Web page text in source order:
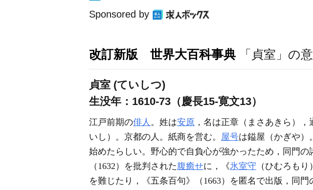
Sponsored by
改訂新版 世界大百科事典 「貞室」の
貞室 (ていしつ)
生没年：1610-73（慶長15-寛文13）
江戸前期の俳人 。姓は安原 ，名は正章（まさあきら）
いし）。京都の人。紙商を営む。 屋号は鎰屋（かぎや）
始めたらしい。野心的で自負心が強かったため，同門
（1632）を批判された腹癒せに，《氷室守 （ひむろも
を難じたり，《五条百句》（1663）を匿名で出版，同